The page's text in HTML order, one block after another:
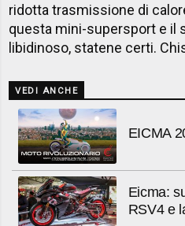
ridotta trasmissione di
questa mini-supersport e il
libidinoso, statene certi.
VEDI ANCHE
EICMA
Eicma:
RSV4 e